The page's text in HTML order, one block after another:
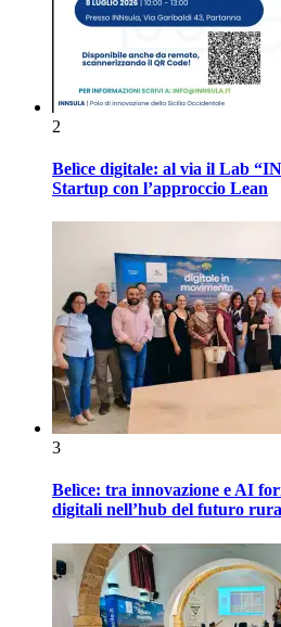
2
Belìce digitale: al via il Lab
Startup con l’approccio Lean
3
Belìce: tra innovazione e AI
digitali nell’hub del futuro